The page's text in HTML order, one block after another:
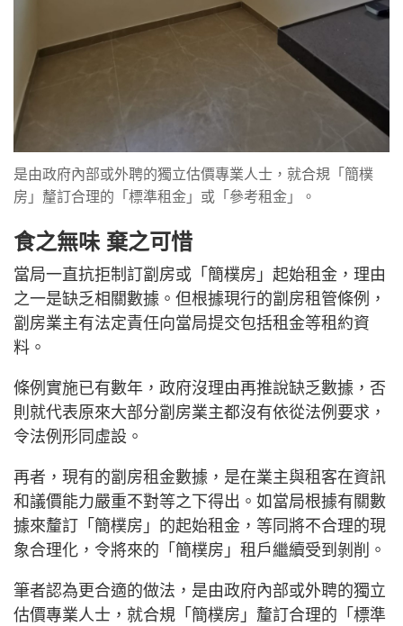
是由政府內部或外聘的獨立估價專業人士，就合規「簡樸
房」釐訂合理的「標準租金」或「參考租金」。
食之無味 棄之可惜
當局一直抗拒制訂劏房或「簡樸房」起始租金，理由
之一是缺乏相關數據。但根據現行的劏房租管條例，
劏房業主有法定責任向當局提交包括租金等租約資
料。
條例實施已有數年，政府沒理由再推說缺乏數據，否
則就代表原來大部分劏房業主都沒有依從法例要求，
令法例形同虛設。
再者，現有的劏房租金數據，是在業主與租客在資訊
和議價能力嚴重不對等之下得出。如當局根據有關數
據來釐訂「簡樸房」的起始租金，等同將不合理的現
象合理化，令將來的「簡樸房」租戶繼續受到剝削。
筆者認為更合適的做法，是由政府內部或外聘的獨立
估價專業人士，就合規「簡樸房」釐訂合理的「標準